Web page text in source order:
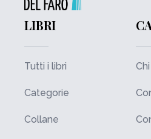
LIBRI
Tutti i libri
Categorie
Collane